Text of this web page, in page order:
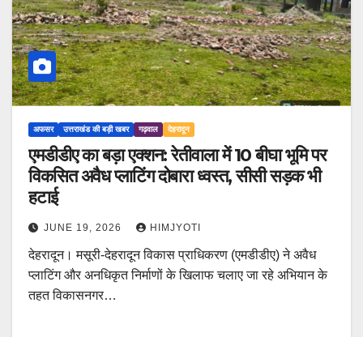
अफसर उत्तराखंड की बड़ी खबर गढ़वाल देहरादून
एमडीडीए का बड़ा एक्शन: रेतीवाला में 10 बीघा भूमि पर
विकसित अवैध प्लाटिंग दोबारा ध्वस्त, सीसी सड़क भी
हटाई
JUNE 19, 2026 HIMJYOTI
देहरादून। मसूरी-देहरादून विकास प्राधिकरण (एमडीडीए) ने अवैध
प्लाटिंग और अनधिकृत निर्माणों के खिलाफ चलाए जा रहे अभियान के
तहत विकासनगर…